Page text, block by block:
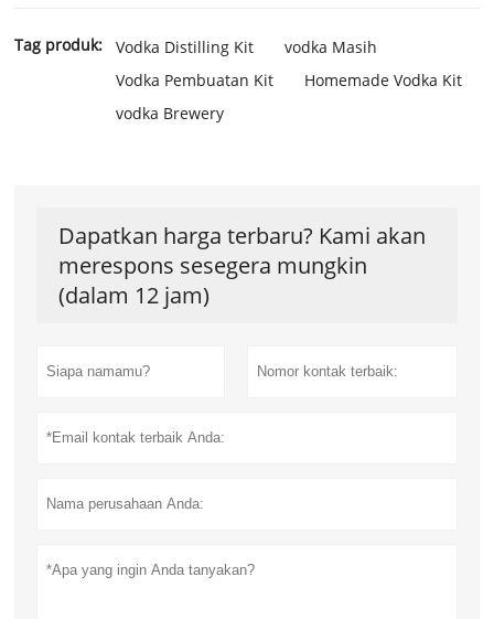
Tag produk: Vodka Distilling Kit
vodka Masih
Vodka Pembuatan Kit
Homemade Vodka Kit
vodka Brewery
Dapatkan harga terbaru? Kami akan
merespons sesegera mungkin
(dalam 12 jam)